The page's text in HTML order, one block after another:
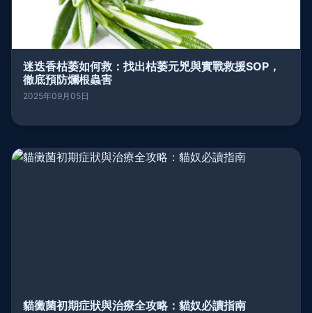
迷迭香枯萎如何救：找出枯萎元兇與實戰救援SOP，
徹底預防爛根蟲害
2025年09月05日
貓黴菌初期症狀與治療全攻略：貓奴必讀指南